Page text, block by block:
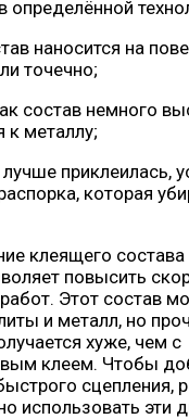
определённой
наносится на
точечно;
состав немного
к металлу;
приклеилась,
которая
клеящего состава
повысить
Этот состав
и металл, но
хуже, чем с
клеем. Чтобы
сцепления,
использовать эти